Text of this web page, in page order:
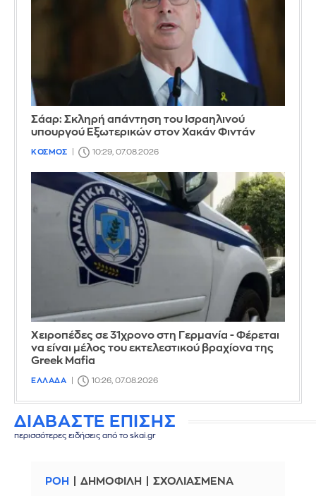
Σάαρ: Σκληρή απάντηση του Ισραηλινού
υπουργού Εξωτερικών στον Χακάν Φιντάν
ΚΟΣΜΟΣ 10:29, 07.08.2026
Χειροπέδες σε 31χρονο στη Γερμανία - Φέρεται
να είναι μέλος του εκτελεστικού βραχίονα της
Greek Mafia
ΕΛΛΑΔΑ 10:26, 07.08.2026
ΔΙΑΒΑΣΤΕ ΕΠΙΣΗΣ
περισσότερες ειδήσεις από το skai.gr
ΡΟΗ ΔΗΜΟΦΙΛΗ ΣΧΟΛΙΑΣΜΕΝΑ